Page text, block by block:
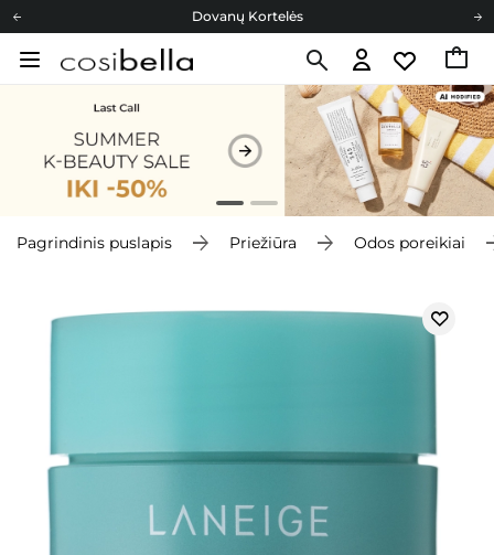
Dovanų Kortelės
Cosibella lojalumo programa
Dovanų Kortelės
Pagrindinis puslapis Priežiūra Odos poreikiai